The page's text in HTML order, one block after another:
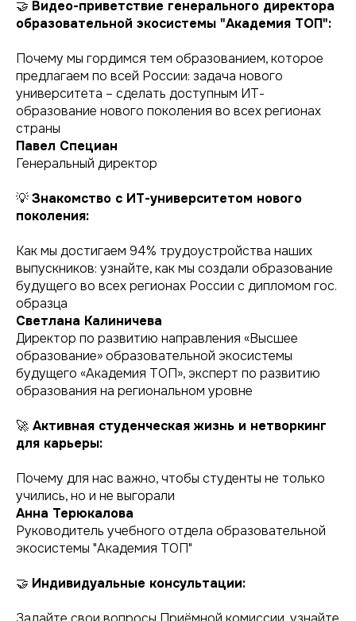
🤝 Видео-приветствие генерального директора
образовательной экосистемы "Академия ТОП":
Почему мы гордимся тем образованием, которое
предлагаем по всей России: задача нового
университета – сделать доступным ИТ-
образование нового поколения во всех регионах
страны
Павел Специан
Генеральный директор
💡Знакомство с ИТ-университетом нового
поколения:
Как мы достигаем 94% трудоустройства наших
выпускников: узнайте, как мы создали образование
будущего во всех регионах России с дипломом гос.
образца
Светлана Калиничева
Директор по развитию направления «Высшее
образование» образовательной экосистемы
будущего «Академия ТОП», эксперт по развитию
образования на региональном уровне
🚀 Активная студенческая жизнь и нетворкинг
для карьеры:
Почему для нас важно, чтобы студенты не только
учились, но и не выгорали
Анна Терюкалова
Руководитель учебного отдела образовательной
экосистемы "Академия ТОП"
🤝 Индивидуальные консультации: